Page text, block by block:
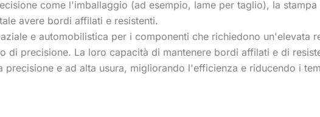
come l'imballaggio (ad esempio, lame per taglio), la
avere bordi affilati e resistenti.
e automobilistica per i componenti che richiedono un'elevata
di precisione. La loro capacità di mantenere bordi affilati e di
precisione e ad alta usura, migliorando l'efficienza e riducendo i